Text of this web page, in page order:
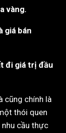
vàng.
giá bán
đi giá trị đầu
cũng chính là
thói quen
cầu thực